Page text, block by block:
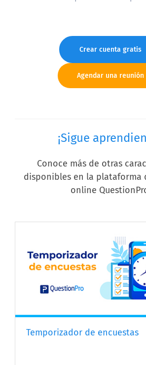
Crear cuenta gratis
Agendar una reunión
¡Sigue
Conoce más de otras
disponibles en la plataforma
online
Temporizador de encuestas